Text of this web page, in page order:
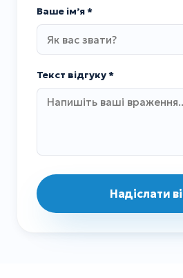
Ваше імʼя *
Текст відгуку *
Надіслати